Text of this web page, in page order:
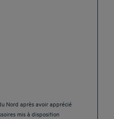
Nord après avoir apprécié
mis à disposition